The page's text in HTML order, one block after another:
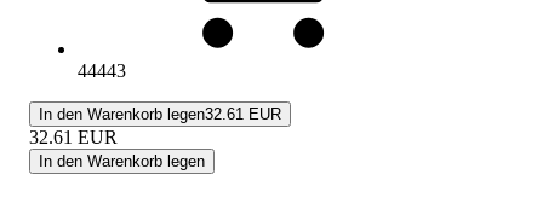
44443
In den Warenkorb legen32.61 EUR
32.61 EUR
In den Warenkorb legen